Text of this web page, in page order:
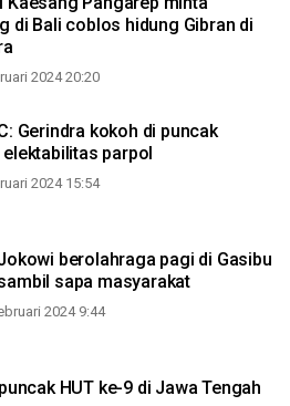
di Bali coblos hidung Gibran di
2024 20:20
Gerindra kokoh di puncak
parpol
2024 15:54
berolahraga pagi di Gasibu
sapa masyarakat
2024 9:44
HUT ke-9 di Jawa Tengah